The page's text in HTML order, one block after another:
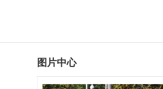
图片中心